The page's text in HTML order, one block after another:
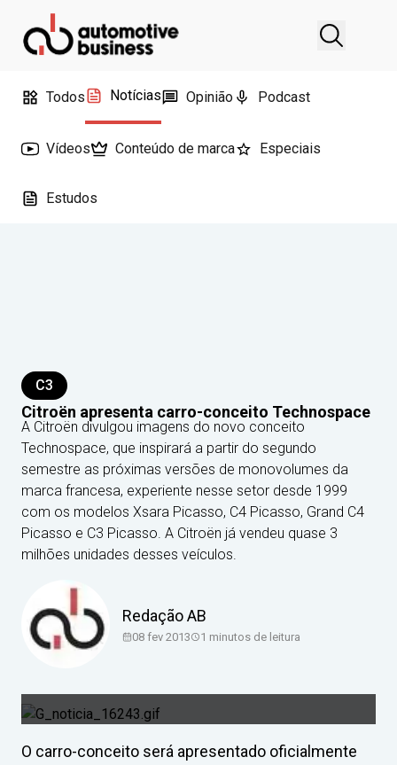
Todos Notícias Opinião Podcast
Vídeos Conteúdo de marca Especiais
Estudos
C3
Citroën apresenta carro-conceito Technospace
A Citroën divulgou imagens do novo conceito
Technospace, que inspirará a partir do segundo
semestre as próximas versões de monovolumes da
marca francesa, experiente nesse setor desde 1999
com os modelos Xsara Picasso, C4 Picasso, Grand C4
Picasso e C3 Picasso. A Citroën já vendeu quase 3
milhões unidades desses veículos.
Redação AB
08 fev 2013 1 minutos de leitura
O carro-conceito será apresentado oficialmente